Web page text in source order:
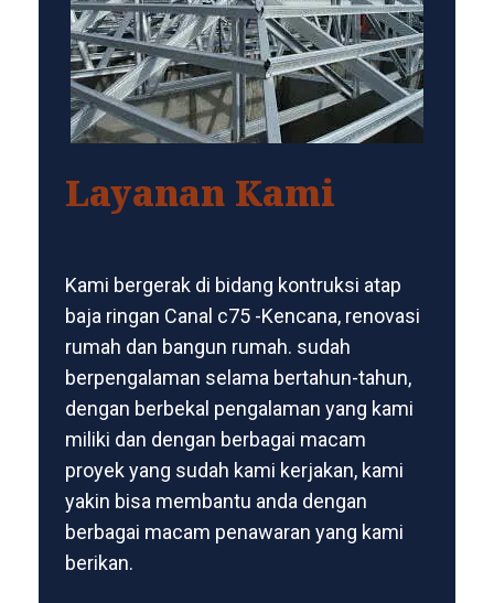
Layanan Kami
Kami bergerak di bidang kontruksi atap
baja ringan Canal c75 -Kencana, renovasi
rumah dan bangun rumah. sudah
berpengalaman selama bertahun-tahun,
dengan berbekal pengalaman yang kami
miliki dan dengan berbagai macam
proyek yang sudah kami kerjakan, kami
yakin bisa membantu anda dengan
berbagai macam penawaran yang kami
berikan.